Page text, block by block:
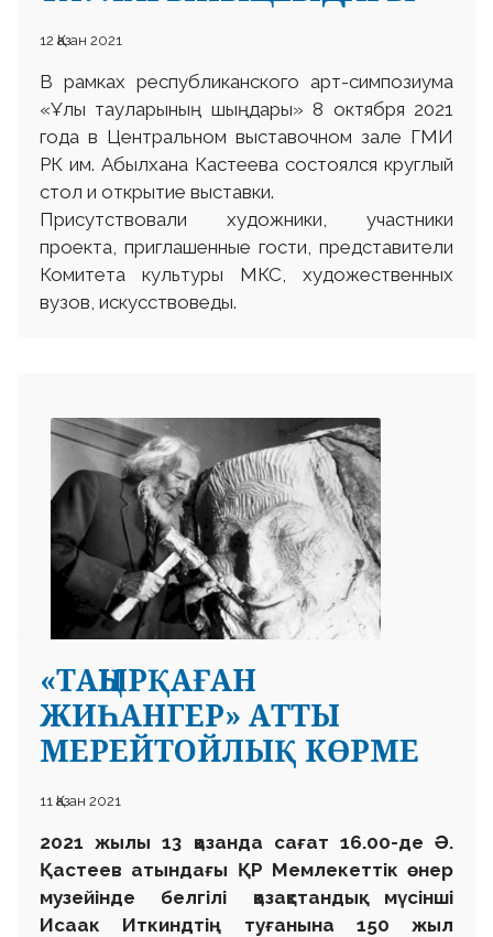
12 Қазан 2021
В рамках республиканского арт-симпозиума
«Ұлы тауларының шыңдары» 8 октября 2021
года в Центральном выставочном зале ГМИ
РК им. Абылхана Кастеева состоялся круглый
стол и открытие выставки.
Присутствовали художники, участники
проекта, приглашенные гости, представители
Комитета культуры МКС, художественных
вузов, искусствоведы.
«ТАҢЫРҚАҒАН
ЖИҺАНГЕР» АТТЫ
МЕРЕЙТОЙЛЫҚ КӨРМЕ
11 Қазан 2021
2021 жылы 13 қазанда сағат 16.00-де Ә.
Қастеев атындағы ҚР Мемлекеттік өнер
музейінде белгілі қазақстандық мүсінші
Исаак Иткиндтің туғанына 150 жыл